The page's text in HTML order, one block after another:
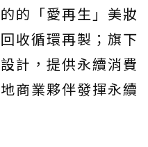
的「愛再生」美妝
收循環再製；旗下
計，提供永續消費
商業夥伴發揮永續